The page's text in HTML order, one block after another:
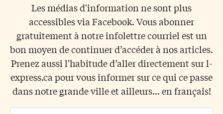
Les médias d'information ne sont plus
accessibles via Facebook. Vous abonner
gratuitement à notre infolettre courriel est un
bon moyen de continuer d’accéder à nos articles.
Prenez aussi l'habitude d’aller directement sur l-
express.ca pour vous informer sur ce qui ce passe
dans notre grande ville et ailleurs... en français!